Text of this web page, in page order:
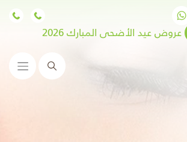
عروض عيد الأضحى المبارك 2026
البحث